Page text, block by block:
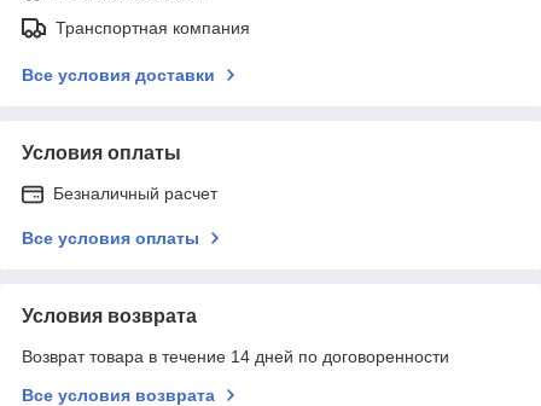
Транспортная компания
Все условия доставки
Условия оплаты
Безналичный расчет
Все условия оплаты
Условия возврата
Возврат товара в течение 14 дней по договоренности
Все условия возврата